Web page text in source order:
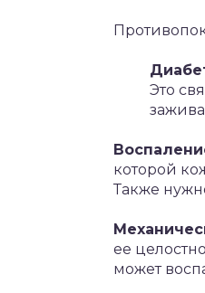
Это
которой
Также
ее
может